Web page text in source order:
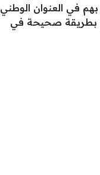
في العنوان الوطني
بطريقة صحيحة في